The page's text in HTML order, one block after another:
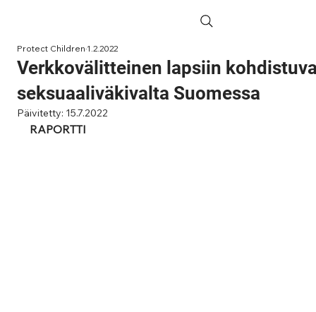
Verkkovälitteinen lapsiin
seksuaaliväkivalta Suomessa
Protect Children1.2.2022
Päivitetty: 15.7.2022
RAPORTTI